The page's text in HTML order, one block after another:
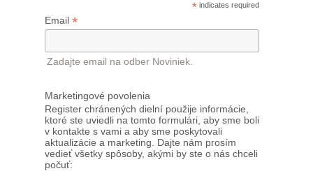
* indicates required
Email *
Zadajte email na odber Noviniek.
Marketingové povolenia
Register chránených dielní použije informácie,
ktoré ste uviedli na tomto formulári, aby sme boli
v kontakte s vami a aby sme poskytovali
aktualizácie a marketing. Dajte nám prosím
vedieť všetky spôsoby, akými by ste o nás chceli
počuť: